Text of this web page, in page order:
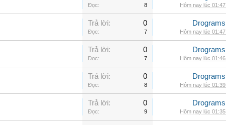
Đọc: 8 Hôm nay lúc 01:47
Trả lời: 0
Đọc: 7
Drograms
Hôm nay lúc 01:47
Trả lời: 0
Đọc: 7
Drograms
Hôm nay lúc 01:46
Trả lời: 0
Đọc: 8
Drograms
Hôm nay lúc 01:39
Trả lời: 0
Đọc: 9
Drograms
Hôm nay lúc 01:35